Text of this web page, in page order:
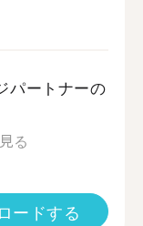
パートナーの
る
ードする